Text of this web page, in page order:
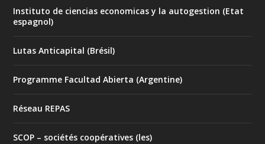
Instituto de ciencias economicas y la autogestion (Etat
espagnol)
Lutas Anticapital (Brésil)
Programme Facultad Abierta (Argentine)
Réseau REPAS
SCOP – sociétés coopératives (les)